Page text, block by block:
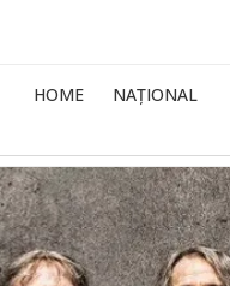
HOME NAȚIONAL